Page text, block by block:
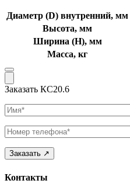
Диаметр (D) внутренний, мм
Высота, мм
Ширина (Н), мм
Масса, кг
Заказать КС20.6
Имя
Телефон
Контакты